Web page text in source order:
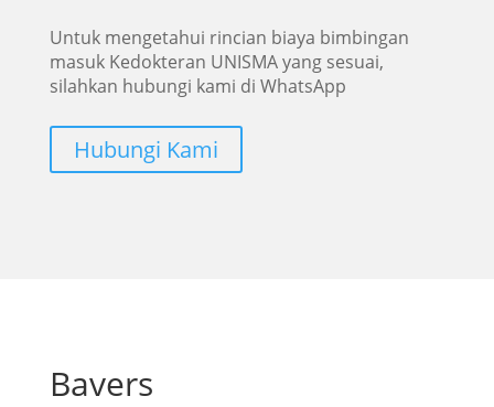
Untuk mengetahui rincian biaya bimbingan
masuk Kedokteran UNISMA yang sesuai,
silahkan hubungi kami di WhatsApp
Hubungi Kami
Bavers